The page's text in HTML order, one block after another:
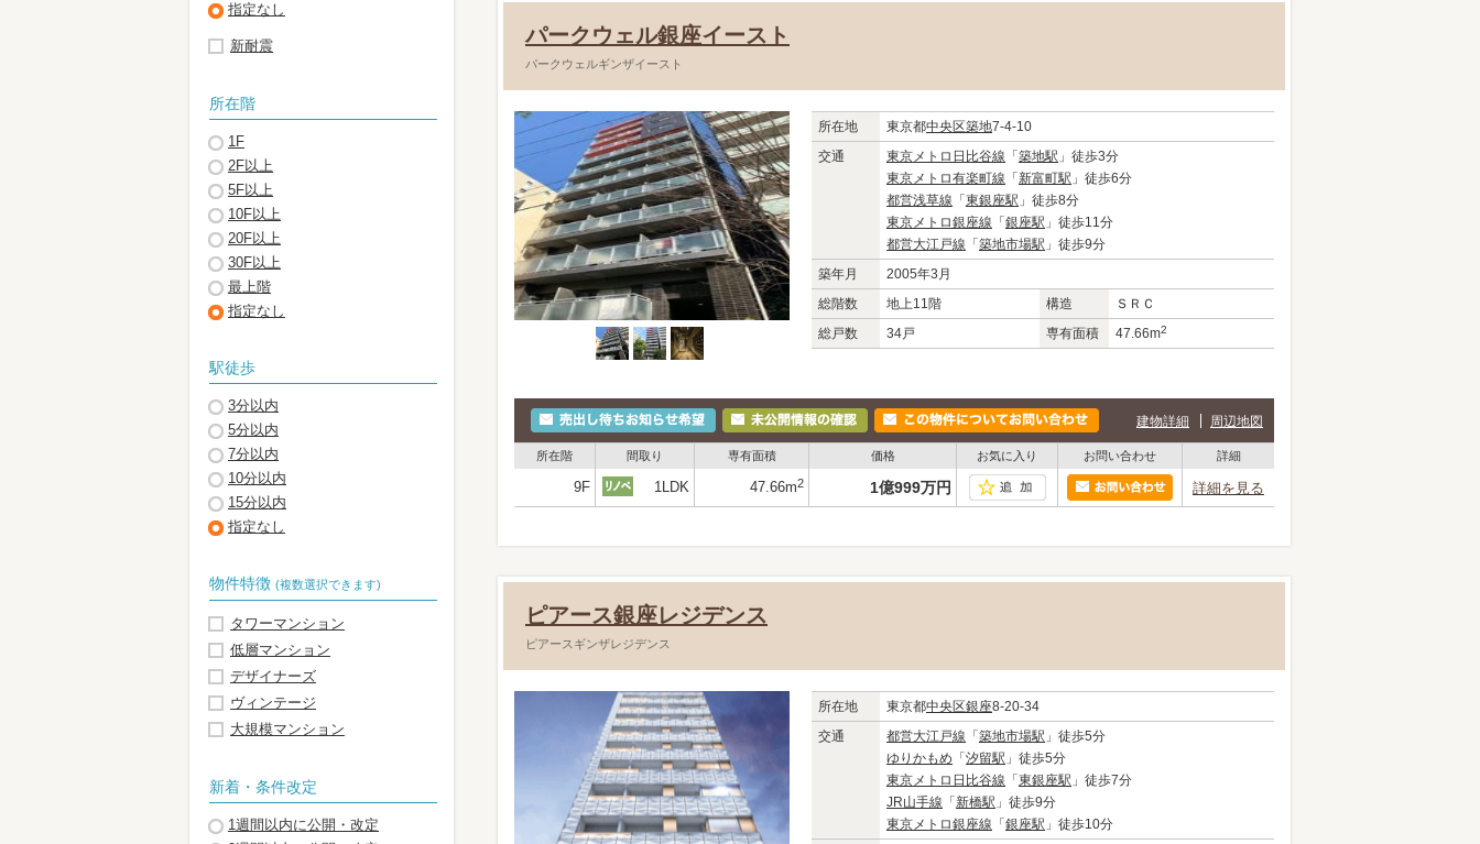
指定なし
新耐震
所在階
1F
2F以上
5F以上
10F以上
20F以上
30F以上
最上階
指定なし
駅徒歩
3分以内
5分以内
7分以内
10分以内
15分以内
指定なし
物件特徴 (複数選択できます)
タワーマンション
低層マンション
デザイナーズ
ヴィンテージ
大規模マンション
新着・条件改定
1週間以内に公開・改定
パークウェル銀座イースト
パークウェルギンザイースト
所在地 東京都中央区築地7-4-10
交通
東京メトロ日比谷線 「 築地駅 」徒歩3分
東京メトロ有楽町線 「 新富町駅 」徒歩6分
都営浅草線 「 東銀座駅 」徒歩8分
東京メトロ銀座線 「 銀座駅 」徒歩11分
都営大江戸線 「 築地市場駅 」徒歩9分
築年月
2005年3月
総階数
地上11階 構造
ＳＲＣ
総戸数
34戸 専有面積 47.66m2
建物詳細 周辺地図
所在階 間取り 専有面積 価格 お気に入り お問い合わせ 詳細
9F 1LDK 47.66m2 1億999万円 詳細を見る
ピアース銀座レジデンス
ピアースギンザレジデンス
所在地 東京都中央区銀座8-20-34
交通
都営大江戸線 「 築地市場駅 」徒歩5分
ゆりかもめ 「 汐留駅 」徒歩5分
東京メトロ日比谷線 「 東銀座駅 」徒歩7分
JR山手線 「 新橋駅 」徒歩9分
東京メトロ銀座線 「 銀座駅 」徒歩10分